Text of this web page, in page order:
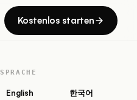
Kostenlos starten
SPRACHE
English 한국어